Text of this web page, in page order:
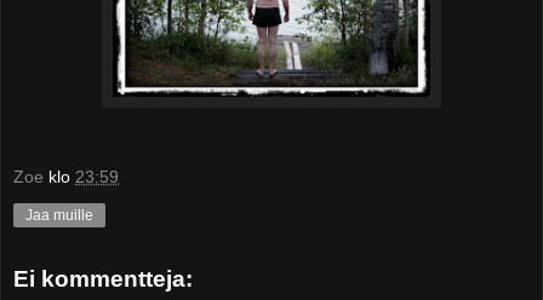
Zoe klo 23:59
Jaa muille
Ei kommentteja: